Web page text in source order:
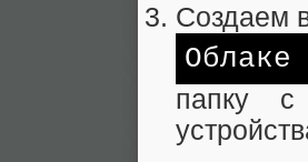
Создаем
Облаке
папку